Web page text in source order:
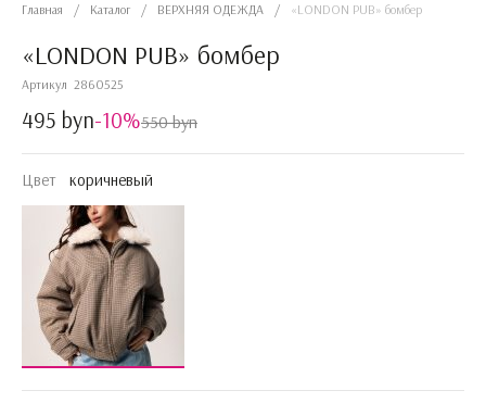
Главная / Каталог / ВЕРХНЯЯ ОДЕЖДА / «LONDON PUB» бомбер
«LONDON PUB» бомбер
Артикул 2860525
495 byn-10%550 byn
Цвет коричневый